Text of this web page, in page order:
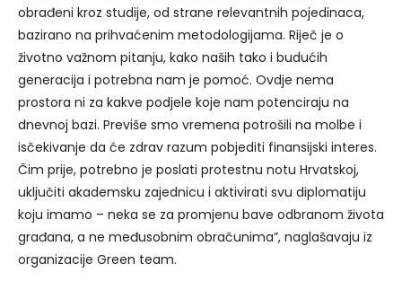
obrađeni kroz studije, od strane relevantnih pojedinaca,
bazirano na prihvaćenim metodologijama. Riječ je o
životno važnom pitanju, kako naših tako i budućih
generacija i potrebna nam je pomoć. Ovdje nema
prostora ni za kakve podjele koje nam potenciraju na
dnevnoj bazi. Previše smo vremena potrošili na molbe i
isčekivanje da će zdrav razum pobjediti finansijski interes.
Čim prije, potrebno je poslati protestnu notu Hrvatskoj,
uključiti akademsku zajednicu i aktivirati svu diplomatiju
koju imamo – neka se za promjenu bave odbranom života
građana, a ne međusobnim obračunima”, naglašavaju iz
organizacije Green team.